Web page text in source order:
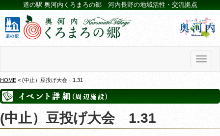
道の駅 奥河内くろまろの郷 河内長野の地域活性・交流拠点
HOME < (中止）豆投げ大会 1.31
(中止）豆投げ大会 1.31